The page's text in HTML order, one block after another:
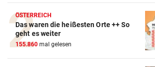
ÖSTERREICH
Das waren die heißesten Orte ++ So
geht es weiter
155.860 mal gelesen